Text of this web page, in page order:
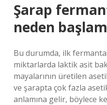
Şarap
neden
Bu durumda, ilk
miktarlarda laktik asit
mayalarının üretilen
ve şarapta çok fazla
anlamına gelir, böylece